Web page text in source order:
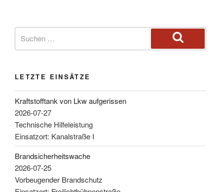
LETZTE EINSÄTZE
Kraftstofftank von Lkw aufgerissen
2026-07-27
Technische Hilfeleistung
Einsatzort: Kanalstraße I
Brandsicherheitswache
2026-07-25
Vorbeugender Brandschutz